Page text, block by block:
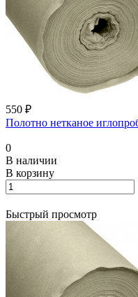
550 ₽
Полотно нетканое
0
В наличии
В корзину
Быстрый просмотр